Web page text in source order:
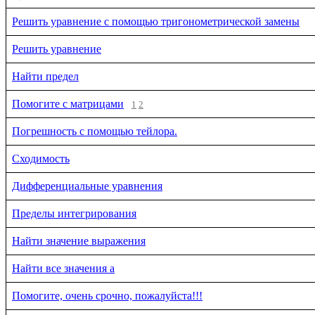
Решить уравнение с помощью тригонометрической замены
Решить уравнение
Найти предел
Помогите с матрицами
1 2
Погрешность с помощью тейлора.
Сходимость
Дифференциальные уравнения
Пределы интегрирования
Найти значение выражения
Найти все значения a
Помогите, очень срочно, пожалуйста!!!